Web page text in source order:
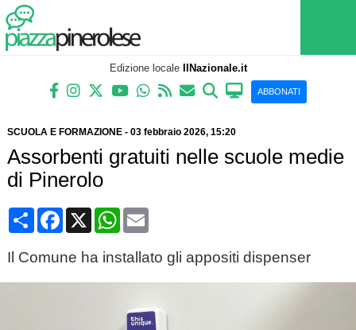
Edizione locale IlNazionale.it
ABBONATI
SCUOLA E FORMAZIONE- 03 febbraio 2026, 15:20
Assorbenti gratuiti nelle scuole medie
di Pinerolo
CondividiFacebook
X WhatsApp
Email
Il Comune ha installato gli appositi dispenser